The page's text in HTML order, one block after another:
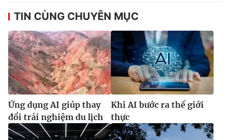
TIN CÙNG CHUYÊN MỤC
Ứng dụng AI giúp thay
đổi trải nghiệm du lịch
Khi AI bước ra thế giới
thực